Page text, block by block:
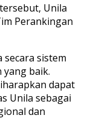
Unila
Perankingan
sistem
baik.
dapat
Unila sebagai
dan